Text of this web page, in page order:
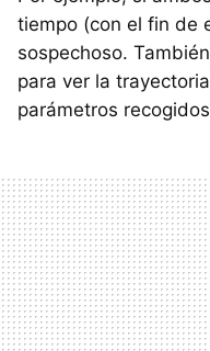
tiempo (con el fin de
sospechoso.
para ver la
parámetros